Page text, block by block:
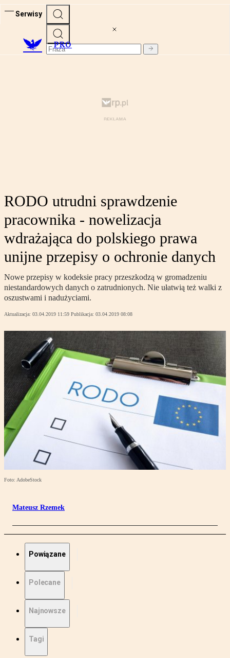
Serwisy
PRO
RODO utrudni sprawdzenie
pracownika - nowelizacja
wdrażająca do polskiego prawa
unijne przepisy o ochronie danych
Nowe przepisy w kodeksie pracy przeszkodzą w gromadzeniu
niestandardowych danych o zatrudnionych. Nie ułatwią też walki z
oszustwami i nadużyciami.
Aktualizacja: 03.04.2019 11:59 Publikacja: 03.04.2019 08:08
Foto: AdobeStock
Mateusz Rzemek
Powiązane
Polecane
Najnowsze
Tagi